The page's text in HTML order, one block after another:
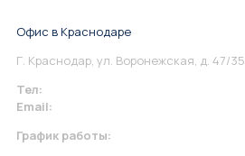
Офис в Краснодаре
Г. Краснодар, ул. Воронежская, д. 47/35
Тел:
Email:
График работы: